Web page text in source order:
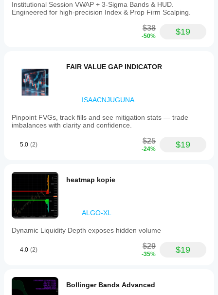
Institutional Session VWAP + 3-Sigma Bands & HUD.
Engineered for high-precision Index & Prop Firm Scalping.
$38
-50% $19
FAIR VALUE GAP INDICATOR
ISAACNJUGUNA
Pinpoint FVGs, track fills and see mitigation stats — trade
imbalances with clarity and confidence.
5.0 (2) $25
-24% $19
heatmap kopie
ALGO-XL
Dynamic Liquidity Depth exposes hidden volume
4.0 (2) $29
-35% $19
Bollinger Bands Advanced